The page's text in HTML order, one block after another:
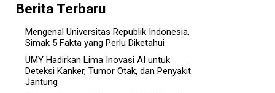
Berita Terbaru
Mengenal Universitas Republik Indonesia,
Simak 5 Fakta yang Perlu Diketahui
UMY Hadirkan Lima Inovasi AI untuk
Deteksi Kanker, Tumor Otak, dan Penyakit
Jantung